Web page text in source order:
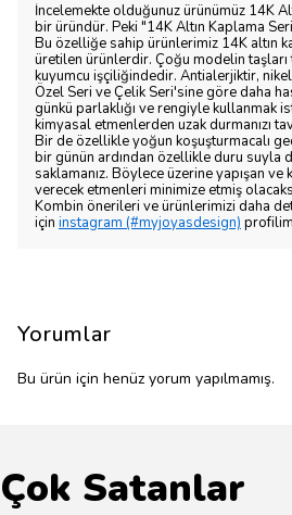
İncelemekte olduğunuz ürünümüz 14K
bir üründür. Peki "14K Altın Kaplama
Bu özelliğe sahip ürünlerimiz 14K altın
üretilen ürünlerdir. Çoğu modelin taşları
kuyumcu işçiliğindedir. Antialerjiktir,
Özel Seri ve Çelik Seri'sine göre daha
günkü parlaklığı ve rengiyle kullanmak
kimyasal etmenlerden uzak durmanızı
Bir de özellikle yoğun koşuşturmacalı
bir günün ardından özellikle duru suyla
saklamanız. Böylece üzerine yapışan ve
verecek etmenleri minimize etmiş
Kombin önerileri ve ürünlerimizi daha
için instagram (#myjoyasdesign)
Yorumlar
Bu ürün için henüz yorum yapılmamış.
Çok Satanlar